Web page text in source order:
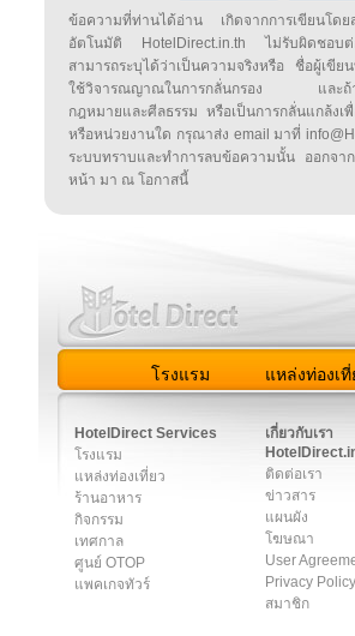
ข้อความที่ท่านได้อ่าน เกิดจากการเขียนโ
อัตโนมัติ HotelDirect.in.th ไม่รับผิดชอบต่
สามารถระบุได้ว่าเป็นความจริงหรือ ชื่อผู้เขีย
ใช้วิจารณญาณในการกลั่นกรอง และถ้า
กฎหมายและศีลธรรม หรือเป็นการกลั่นแกล้งเ
หรือหน่วยงานใด กรุณาส่ง email มาที่
ระบบทราบและทำการลบข้อความนั้น ออกจ
หน้า มา ณ โอกาสนี้
โรงแรม แหล่งท่องเที่
HotelDirect Services
โรงแรม
แหล่งท่องเที่ยว
ร้านอาหาร
กิจกรรม
เทศกาล
ศูนย์ OTOP
แพคเกจทัวร์
เกี่ยวกับเรา
ติดต่อเรา
ข่าวสาร
แผนผัง
โฆษณา
User
Privacy Policy
สมาชิก